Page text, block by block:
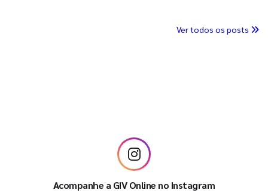
Ver todos os posts
Acompanhe a GIV Online no Instagram